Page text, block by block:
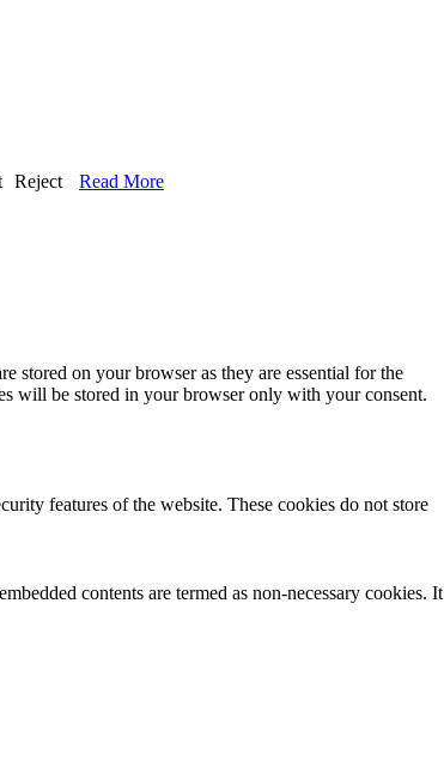
Reject
Read More
stored on your browser as they are essential for the
will be stored in your browser only with your consent.
features of the website. These cookies do not store
contents are termed as non-necessary cookies. It